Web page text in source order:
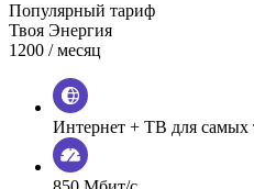
Популярный тариф
Твоя Энергия
1200 / месяц
Интернет + ТВ для самых